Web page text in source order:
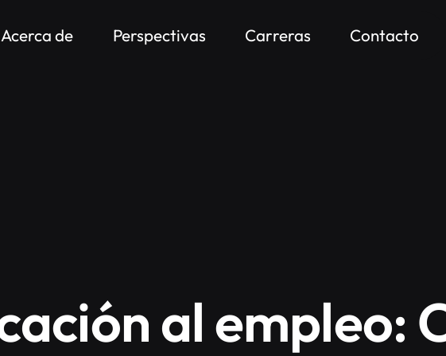
Acerca de Perspectivas Carreras Contacto
al empleo: